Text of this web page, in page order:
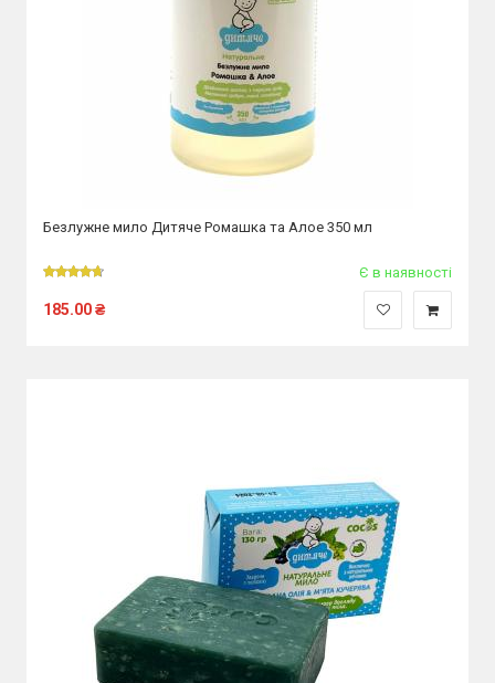
Безлужне мило Дитяче Ромашка та Алое 350 мл
Є в наявності
185.00₴